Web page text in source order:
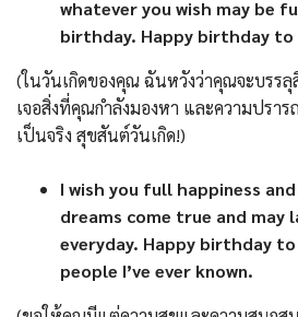
whatever you wish may be
birthday. Happy birthday to
(ในวันเกิดของคุณ ฉันหวังว่าคุณจะบรร
เจอสิ่งที่คุณกำลังมองหา และความปรา
เป็นจริง สุขสันต์วันเกิด!)
I wish you full happiness
dreams come true and may
everyday. Happy birthday
people I’ve ever known.